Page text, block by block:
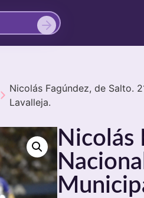
Nicolás Fagúndez, de Salto.
Lavalleja.
Nicolás